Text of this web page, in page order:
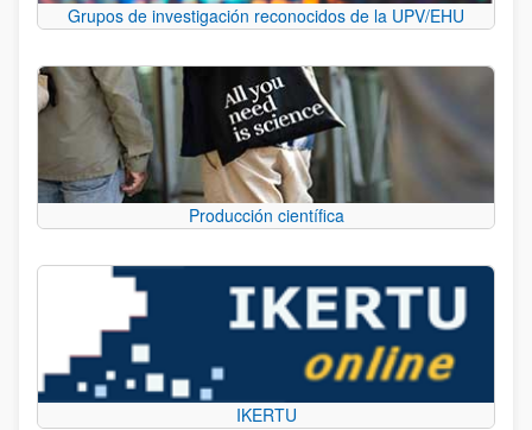
Grupos de investigación reconocidos de la UPV/EHU
Producción científica
IKERTU